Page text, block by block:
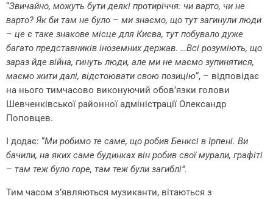
“Звичайно, можуть бути деякі протиріччя: чи варто, чи не
варто? Як би там не було – ми знаємо, що тут загинули люди
– це є таке знакове місце для Києва, тут побувало дуже
багато представників іноземних держав. …Всі розуміють, що
зараз йде війна, гинуть люди, але ми не маємо зупинятися,
маємо жити далі, відстоювати свою позицію“, – відповідає
на нього тимчасово виконуючий обов’язки голови
Шевченківської районної адміністрації Олександр
Поповцев.
І додає: “Ми робимо те саме, що робив Бенксі в Ірпені. Ви
бачили, на яких саме будинках він робив свої мурали, графіті
– там теж було горе, там теж були загиблі”.
Тим часом з’являються музиканти, вітаються з